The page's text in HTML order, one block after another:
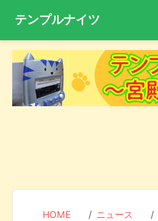
テンプルナイツ
HOME ニュース